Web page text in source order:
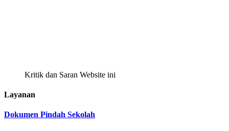
Kritik dan Saran Website ini
Layanan
Dokumen Pindah Sekolah